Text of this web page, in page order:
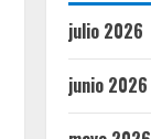
julio 2026
junio 2026